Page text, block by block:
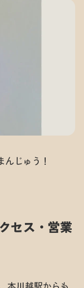
じゅう！
セス・営業